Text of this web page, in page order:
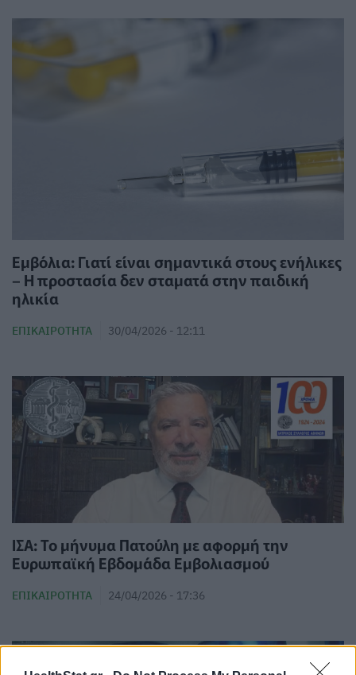
Εμβόλια: Γιατί είναι σημαντικά στους ενήλικες
– Η προστασία δεν σταματά στην παιδική
ηλικία
ΕΠΙΚΑΙΡΌΤΗΤΑ 30/04/2026 - 12:11
ΙΣΑ: Το μήνυμα Πατούλη με αφορμή την
Ευρωπαϊκή Εβδομάδα Εμβολιασμού
ΕΠΙΚΑΙΡΌΤΗΤΑ 24/04/2026 - 17:36